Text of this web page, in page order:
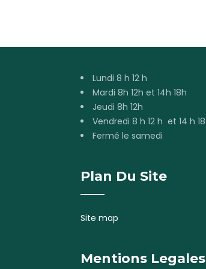
Lundi 8 h 12 h
Mardi 8h 12h et 14h 18h
Jeudi 8h 12h
Vendredi 8 h 12 h et 14 h
Fermé le samedi
Plan Du Site
Site map
Mentions Legales